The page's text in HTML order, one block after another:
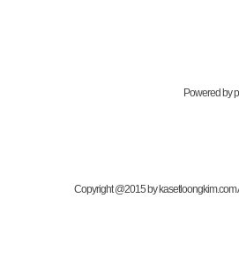
Powered by
Copyright @2015 by kasetloongkim.com